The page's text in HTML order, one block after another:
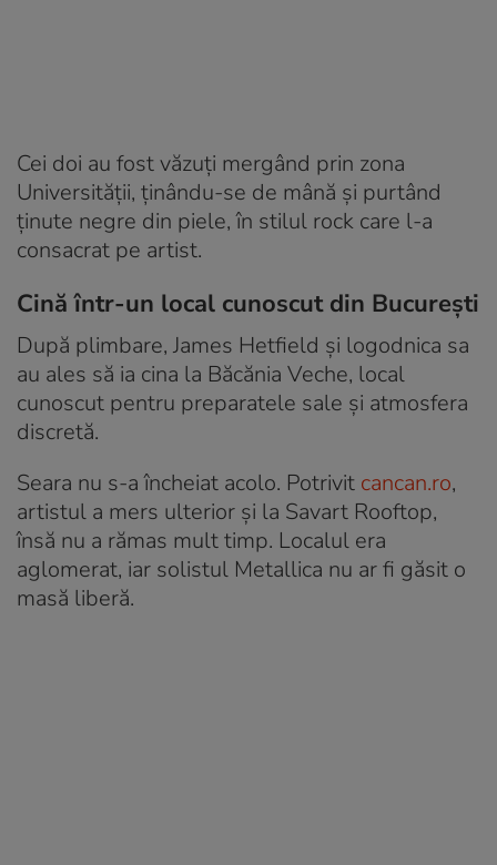
Cei doi au fost văzuți mergând prin zona
Universității, ținându-se de mână și purtând
ținute negre din piele, în stilul rock care l-a
consacrat pe artist.
Cină într-un local cunoscut din București
După plimbare, James Hetfield și logodnica sa
au ales să ia cina la Băcănia Veche, local
cunoscut pentru preparatele sale și atmosfera
discretă.
Seara nu s-a încheiat acolo. Potrivit cancan.ro,
artistul a mers ulterior și la Savart Rooftop,
însă nu a rămas mult timp. Localul era
aglomerat, iar solistul Metallica nu ar fi găsit o
masă liberă.